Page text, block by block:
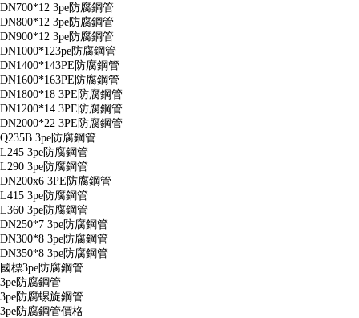
DN700*12 3pe防腐鋼管
DN800*12 3pe防腐鋼管
DN900*12 3pe防腐鋼管
DN1000*123pe防腐鋼管
DN1400*143PE防腐鋼管
DN1600*163PE防腐鋼管
DN1800*18 3PE防腐鋼管
DN1200*14 3PE防腐鋼管
DN2000*22 3PE防腐鋼管
Q235B 3pe防腐鋼管
L245 3pe防腐鋼管
L290 3pe防腐鋼管
DN200x6 3PE防腐鋼管
L415 3pe防腐鋼管
L360 3pe防腐鋼管
DN250*7 3pe防腐鋼管
DN300*8 3pe防腐鋼管
DN350*8 3pe防腐鋼管
國標3pe防腐鋼管
3pe防腐鋼管
3pe防腐螺旋鋼管
3pe防腐鋼管價格